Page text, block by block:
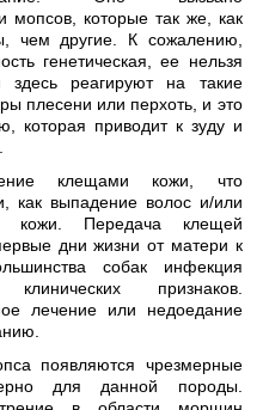
мопсов, которые так же, как
чем другие. К сожалению,
генетическая, ее нельзя
здесь реагируют на такие
плесени или перхоть, и это
которая приводит к зуду и
клещами кожи, что
как выпадение волос и/или
кожи. Передача клещей
дни жизни от матери к
собак инфекция
признаков.
лечение или недоедание
появляются чрезмерные
для данной породы.